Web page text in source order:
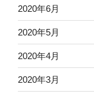
2020年6月
2020年5月
2020年4月
2020年3月